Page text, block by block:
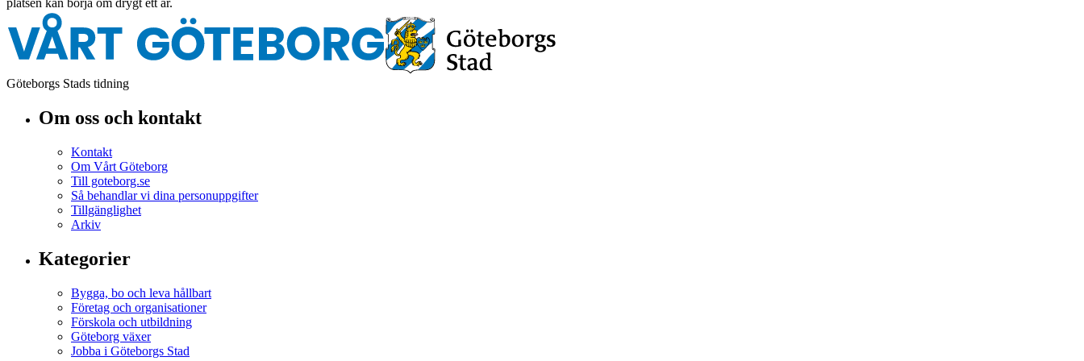
platsen kan börja om drygt ett år.
Göteborgs Stads tidning
Om oss och kontakt
Kontakt
Om Vårt Göteborg
Till goteborg.se
Så behandlar vi dina personuppgifter
Tillgänglighet
Arkiv
Kategorier
Bygga, bo och leva hållbart
Företag och organisationer
Förskola och utbildning
Göteborg växer
Jobba i Göteborgs Stad